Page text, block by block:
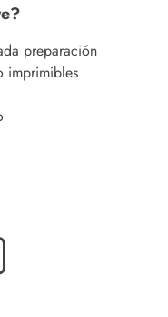
preparación
imprimibles